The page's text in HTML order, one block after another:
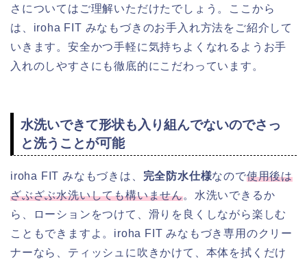
さについてはご理解いただけたでしょう。ここから
は、iroha FIT みなもづきのお手入れ方法をご紹介して
いきます。安全かつ手軽に気持ちよくなれるようお手
入れのしやすさにも徹底的にこだわっています。
水洗いできて形状も入り組んでないのでさっ
と洗うことが可能
iroha FIT みなもづきは、 完全防水仕様なので使用後は
ざぶざぶ水洗いしても構いません。水洗いできるか
ら、ローションをつけて、滑りを良くしながら楽しむ
こともできますよ。iroha FIT みなもづき専用のクリー
ナーなら、ティッシュに吹きかけて、本体を拭くだけ